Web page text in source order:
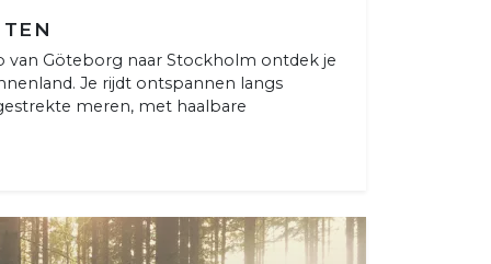
van Göteborg naar Stockholm ontdek je
Je rijdt ontspannen langs
meren, met haalbare